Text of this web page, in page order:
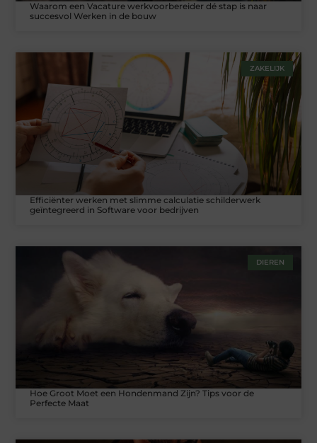
Waarom een Vacature werkvoorbereider dé stap is naar
succesvol Werken in de bouw
ZAKELIJK
Efficiënter werken met slimme calculatie schilderwerk
geïntegreerd in Software voor bedrijven
DIEREN
Hoe Groot Moet een Hondenmand Zijn? Tips voor de
Perfecte Maat